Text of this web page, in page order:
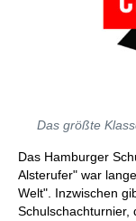
Das größte
Das Hamburger
Alsterufer" war
Welt". Inzwischen
Schulschachturnier,